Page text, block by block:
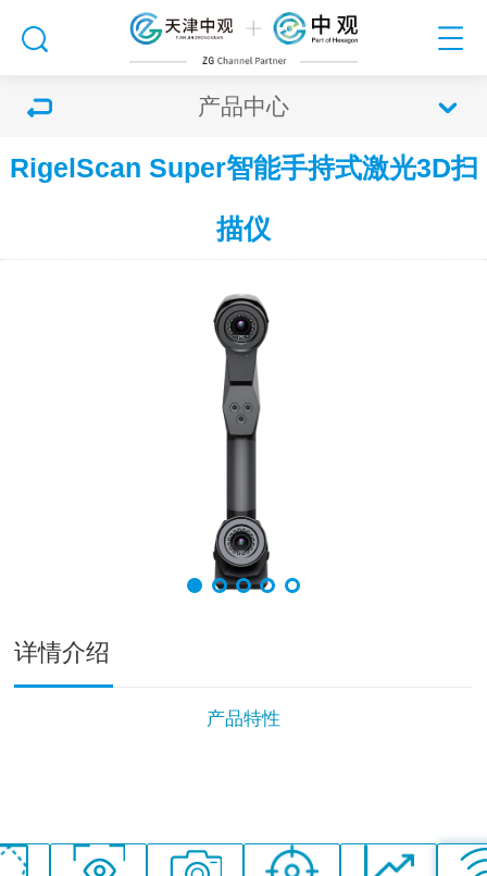
产品中心
RigelScan Super智能手持式激光3D扫
描仪
详情介绍
产品特性